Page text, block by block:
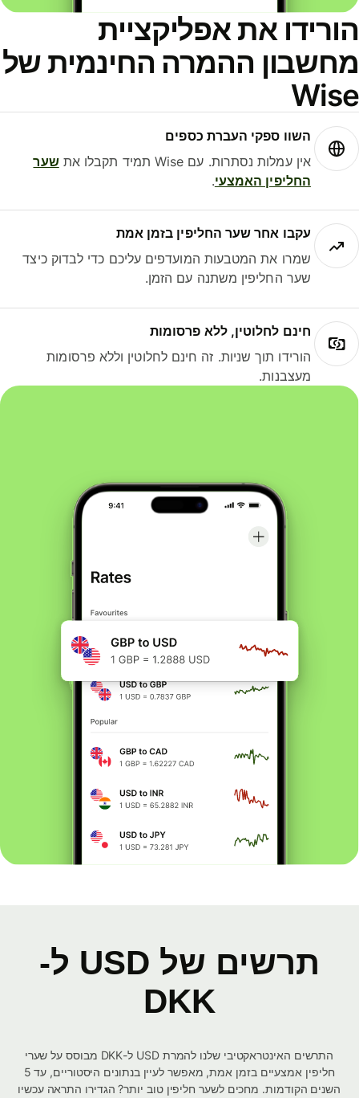
את אפליקציית
ההמרה החינמית של
השוו ספקי העברת כספים
אין עמלות נסתרות. עם Wise תמיד תקבלו את
שער
החליפין האמצעי.
עקבו אחר שער החליפין בזמן אמת
שמרו את המטבעות המועדפים עליכם כדי לבדוק כיצד
שער החליפין משתנה עם הזמן.
חינם לחלוטין, ללא פרסומות
הורידו תוך שניות. זה חינם לחלוטין וללא פרסומות
מעצבנות.
תרשים של USD ל-
DKK
התרשים האינטראקטיבי שלנו להמרת USD ל-DKK מבוסס על שערי
חליפין אמצעיים בזמן אמת, מאפשר לעיין בנתונים היסטוריים, עד 5
השנים הקודמות. מחכים לשער חליפין טוב יותר? הגדירו התראה עכשיו